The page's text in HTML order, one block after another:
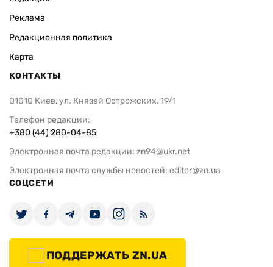
Реклама
Редакционная политика
Карта
КОНТАКТЫ
01010 Киев, ул. Князей Острожских, 19/1
Телефон редакции:
+380 (44) 280-04-85
Электронная почта редакции: zn94@ukr.net
Электронная почта службы новостей: editor@zn.ua
СОЦСЕТИ
ПОДДЕРЖАТЬ ZN.UA